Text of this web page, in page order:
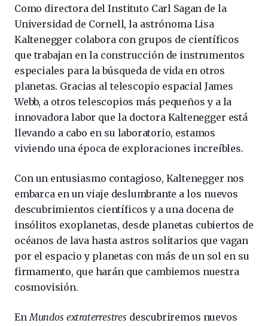
Como directora del Instituto Carl Sagan de la
Universidad de Cornell, la astrónoma Lisa
Kaltenegger colabora con grupos de científicos
que trabajan en la construcción de instrumentos
especiales para la búsqueda de vida en otros
planetas. Gracias al telescopio espacial James
Webb, a otros telescopios más pequeños y a la
innovadora labor que la doctora Kaltenegger está
llevando a cabo en su laboratorio, estamos
viviendo una época de exploraciones increíbles.
Con un entusiasmo contagioso, Kaltenegger nos
embarca en un viaje deslumbrante a los nuevos
descubrimientos científicos y a una docena de
insólitos exoplanetas, desde planetas cubiertos de
océanos de lava hasta astros solitarios que vagan
por el espacio y planetas con más de un sol en su
firmamento, que harán que cambiemos nuestra
cosmovisión.
EnMundos extraterrestres descubriremos nuevos